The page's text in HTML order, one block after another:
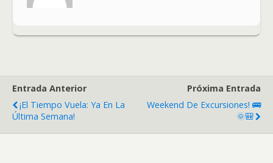
Entrada Anterior
¡El Tiempo Vuela: Ya En La
Última Semana!
Próxima Entrada
Weekend De Excursiones! 🚌
🌞🎒